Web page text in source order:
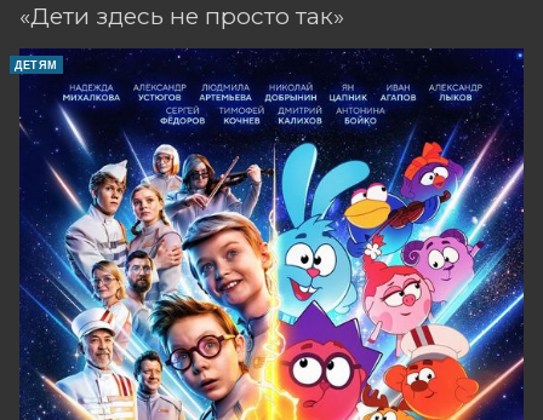
«Дети здесь не просто так»
ДЕТЯМ